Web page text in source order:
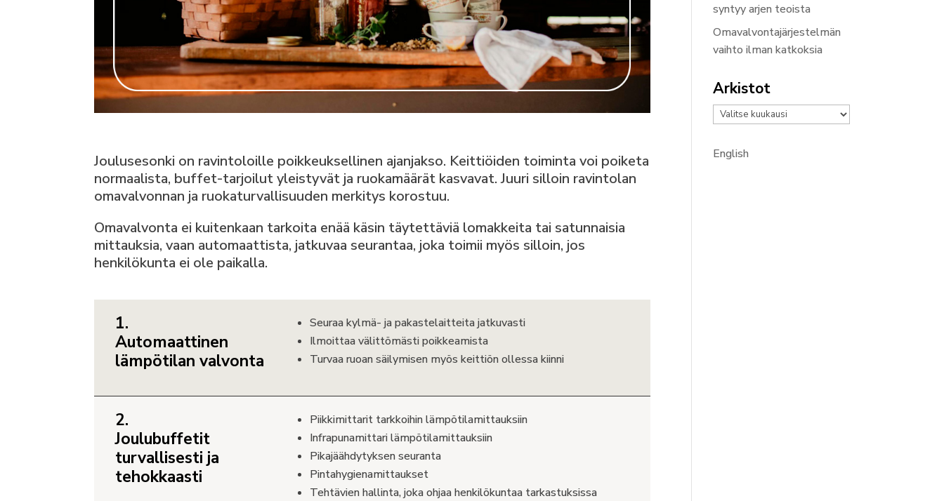
Joulusesonki on ravintoloille poikkeuksellinen ajanjakso. Keittiöiden toiminta voi poiketa
normaalista, buffet-tarjoilut yleistyvät ja ruokamäärät kasvavat. Juuri silloin ravintolan
omavalvonnan ja ruokaturvallisuuden merkitys korostuu.
Omavalvonta ei kuitenkaan tarkoita enää käsin täytettäviä lomakkeita tai satunnaisia
mittauksia, vaan automaattista, jatkuvaa seurantaa, joka toimii myös silloin, jos
henkilökunta ei ole paikalla.
1.
Automaattinen
lämpötilan valvonta
Seuraa kylmä- ja pakastelaitteita jatkuvasti
Ilmoittaa välittömästi poikkeamista
Turvaa ruoan säilymisen myös keittiön ollessa kiinni
2.
Joulubuffetit
turvallisesti ja
tehokkaasti
Piikkimittarit tarkkoihin lämpötilamittauksiin
Infrapunamittari lämpötilamittauksiin
Pikajäähdytyksen seuranta
Pintahygienamittaukset
Tehtävien hallinta, joka ohjaa henkilökuntaa tarkastuksissa
syntyy arjen teoista
Omavalvontajärjestelmän
vaihto ilman katkoksia
Arkistot
Arkistot
English